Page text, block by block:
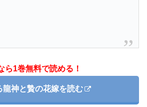
ら1巻無料で読める！
龍神と贄の花嫁を読む